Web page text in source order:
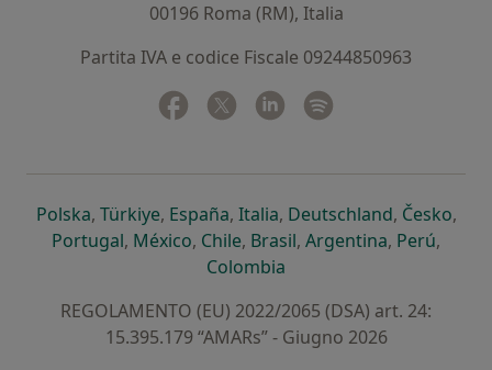
00196 Roma (RM), Italia
Partita IVA e codice Fiscale 09244850963
Facebook
si apre in una nuova scheda
Twitter
si apre in una nuova scheda
Linkedin
si apre in una nuova
Polskasi apre in una nuova scheda
, Türkiyesi apre in una nuova scheda
, Españasi apre in una nuova scheda
, Italiasi apre in una nuova
, Deutschlandsi apre in
, Českosi
,
Portugalsi apre in una nuova scheda
, Méxicosi apre in una nuova scheda
, Chilesi apre in una nuova scheda
, Brasilsi apre in una nuova
, Argentinasi apre in
, Perúsi
,
Colombia
REGOLAMENTO (EU) 2022/2065 (DSA) art. 24:
15.395.179 “AMARs” - Giugno 2026